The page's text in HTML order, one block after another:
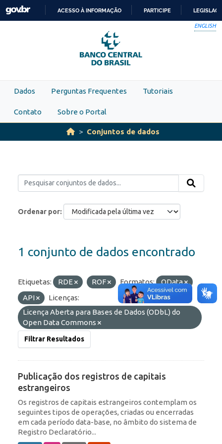
Skip to main content
PARA
O
CONTEÚDO
ACESSO À INFORMAÇÃO PARTICIPE
ENGLISH
Dados Perguntas Frequentes Tutoriais
Contato Sobre o Portal
Conjuntos de dados
Ordenar por
1 conjunto de dados encontrado
Etiquetas: RDE ROF Formatos:
OData
API
Licenças:
Licença Aberta para Bases de Dados (ODbL) do
Open Data Commons
Filtrar Resultados
Publicação dos registros de capitais
estrangeiros
Os registros de capitais estrangeiros contemplam os
seguintes tipos de operações, criadas ou encerradas
em cada período data-base, no âmbito do sistema de
Registro Declaratório...